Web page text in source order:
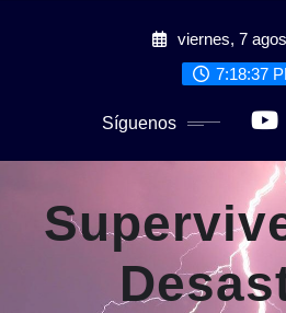
viernes, 7
7:18:38
Síguenos